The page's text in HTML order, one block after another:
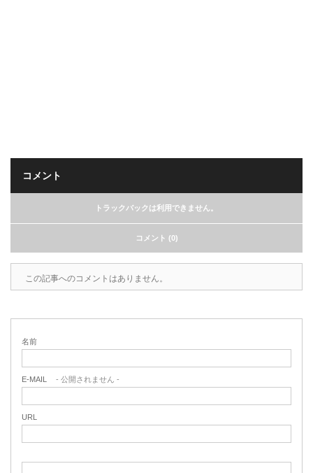
コメント
トラックバックは利用できません。
コメント (0)
この記事へのコメントはありません。
名前
E-MAIL - 公開されません -
URL